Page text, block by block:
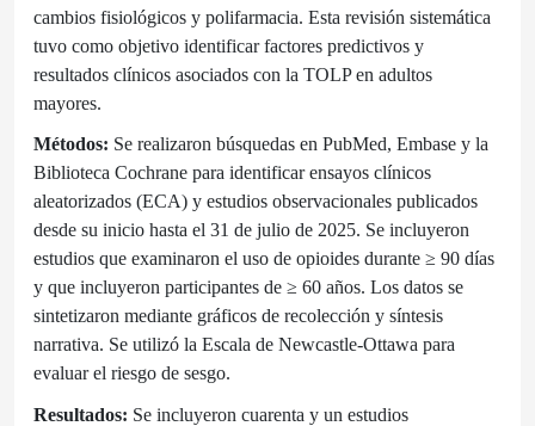
cambios fisiológicos y polifarmacia. Esta revisión sistemática
tuvo como objetivo identificar factores predictivos y
resultados clínicos asociados con la TOLP en adultos
mayores.
Métodos: Se realizaron búsquedas en PubMed, Embase y la
Biblioteca Cochrane para identificar ensayos clínicos
aleatorizados (ECA) y estudios observacionales publicados
desde su inicio hasta el 31 de julio de 2025. Se incluyeron
estudios que examinaron el uso de opioides durante ≥ 90 días
y que incluyeron participantes de ≥ 60 años. Los datos se
sintetizaron mediante gráficos de recolección y síntesis
narrativa. Se utilizó la Escala de Newcastle-Ottawa para
evaluar el riesgo de sesgo.
Resultados: Se incluyeron cuarenta y un estudios